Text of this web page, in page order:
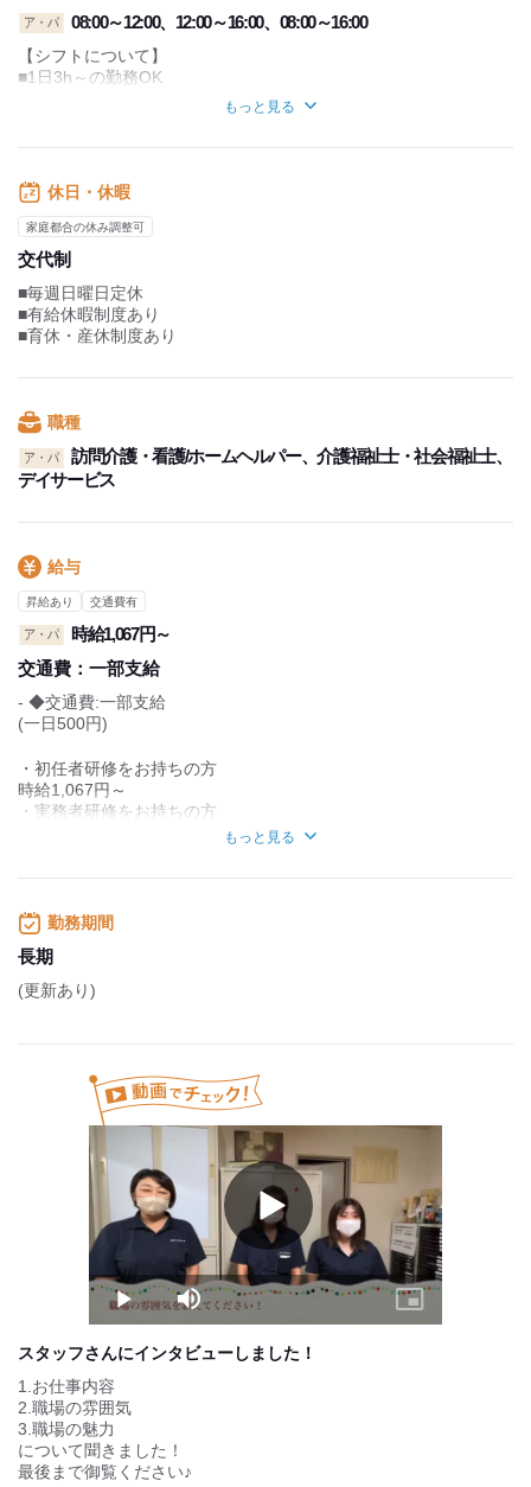
ア・パ 08:00～12:00、12:00～16:00、08:00～16:00
【シフトについて】
■1日3h～の勤務OK
■週の勤務数、勤務時間は
ご相談ください！
■短時間勤務も可能ですのでご相談
ください
【シフト例】
・8時00分～16時00分のフルタイム
・9時00分～17時00分の勤務も可能
曜日を選んでいただけます。
もっと見る
休日・休暇
家庭都合の休み調整可
交代制
■毎週日曜日定休
■有給休暇制度あり
■育休・産休制度あり
職種
ア・パ
訪問介護・看護/ホームヘルパー、介護福祉士・社会福祉士、
デイサービス
給与
昇給あり 交通費有
ア・パ
時給1,067円～
交通費： 一部支給
- ◆交通費:一部支給
(一日500円)
・初任者研修をお持ちの方
時給1,067円～
・実務者研修をお持ちの方
時給1,110円～
【試用期間】
■試用期間の有無：あり
■期間中給与：1,067円～
【その他手当など】
■介護職員処遇改善一時金 年2回
【収入例】
●初任者研修をお持ちの方
時給 1,067円 × 1日 3h × 週3勤務
＝1日あたり 3,201円 × 月12日
＝月収例38,41円
●介護福祉士をお持ちの方
時給 1,110円 × 1日 8h × 週5勤務
＝1日あたり 8,880円 × 月20日
＝月収例 177,600円
もっと見る
勤務期間
長期
(更新あり)
Play
Video
Play Mute
Picture-
in-
スタッフさんにインタビューしました！
1.お仕事内容
2.職場の雰囲気
3.職場の魅力
について聞きました！
最後まで御覧ください♪